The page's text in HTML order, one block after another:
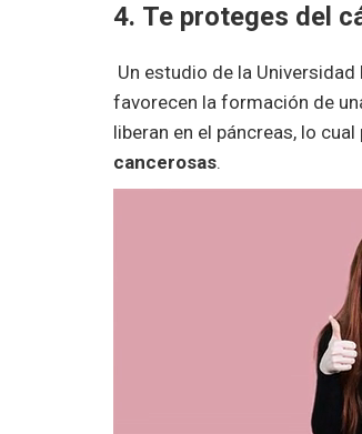
4. Te proteges del
Un estudio de la Universidad
favorecen la formación de
liberan en el páncreas, lo
cancerosas.